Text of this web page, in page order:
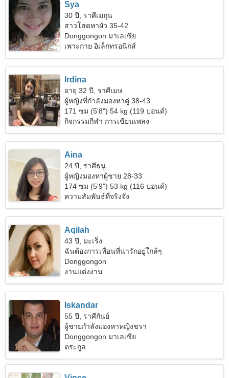
Sya
30 ปี, ราศีเมถุน
สาวโสดหาผัว 35-42
Donggongon มาเลเซีย
เพาะกาย อิเล็กทรอนิกส์
Irdina
อายุ 32 ปี, ราศีเมษ
ผู้หญิงที่กำลังมองหาคู่ 38-43
171 ซม (5'8") 54 kg (119 ปอนด์)
กิจกรรมกีฬา การเขียนเพลง
Aina
24 ปี, ราศีธนู
ผู้หญิงมองหาผู้ชาย 28-33
174 ซม (5'9") 53 kg (116 ปอนด์)
ความสัมพันธ์ที่จริงจัง
Aqilah
43 ปี, มะเร็ง
ฉันต้องการเพื่อนที่น่ารักอยู่ใกล้ๆ
Donggongon
งานแต่งงาน
Iskandar
55 ปี, ราศีกันย์
ผู้ชายกำลังมองหาหญิงชรา
Donggongon มาเลเซีย
ตระกูล